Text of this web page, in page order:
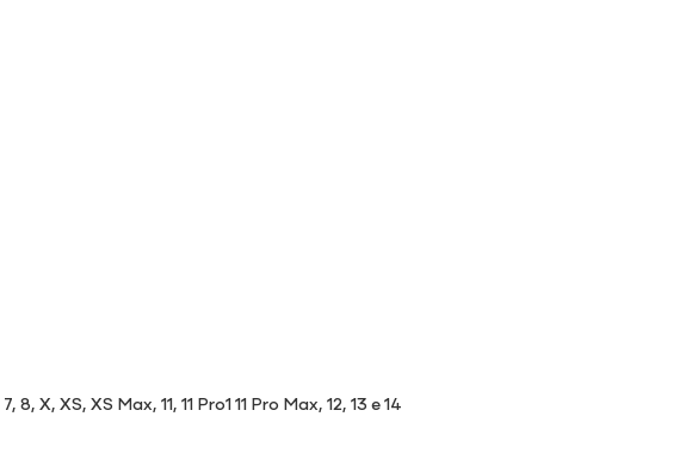
XS, XS Max, 11, 11 Pro1 11 Pro Max, 12, 13 e 14